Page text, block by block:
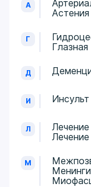
А
Астения
Г
Глазная
Д
И Инсульт
Л
М